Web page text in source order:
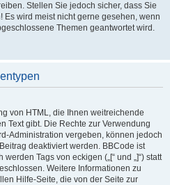
Stellen Sie jedoch sicher, dass Sie
wird meist nicht gerne gesehen, wenn
Themen geantwortet wird.
von HTML, die Ihnen weitreichende
Text gibt. Die Rechte zur Verwendung
Administration vergeben, können jedoch
deaktiviert werden. BBCode ist
Tags von eckigen („[“ und „]“) statt
Weitere Informationen zu
Hilfe-Seite, die von der Seite zur